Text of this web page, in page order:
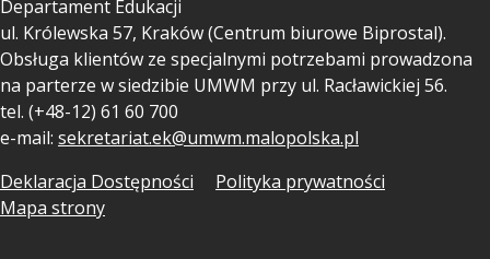
Departament Edukacji
ul. Królewska 57, Kraków (Centrum biurowe Biprostal).
Obsługa klientów ze specjalnymi potrzebami prowadzona
na parterze w siedzibie UMWM przy ul. Racławickiej 56.
tel. (+48-12) 61 60 700
e-mail: sekretariat.ek@umwm.malopolska.pl
Deklaracja Dostępności
Polityka prywatności
Mapa strony